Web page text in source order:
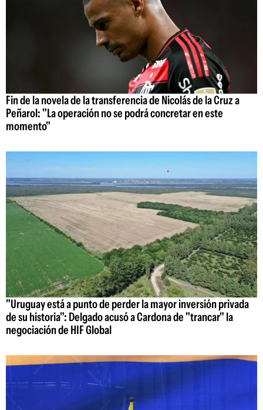
Fin de la novela de la transferencia de Nicolás de la Cruz a
Peñarol: "La operación no se podrá concretar en este
momento"
"Uruguay está a punto de perder la mayor inversión privada
de su historia": Delgado acusó a Cardona de "trancar" la
negociación de HIF Global